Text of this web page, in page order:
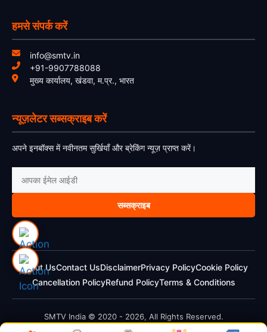
हमसे संपर्क करें
info@smtv.in
+91-9907788088
मुख्य कार्यालय, खंडवा, म.प्र., भारत
न्यूज़लेटर सब्सक्राइब करें
अपने इनबॉक्स में नवीनतम सुर्खियाँ और ब्रेकिंग न्यूज़ प्राप्त करें।
सब्सक्राइब
About UsContact UsDisclaimerPrivacy PolicyCookie Policy
Cancellation PolicyRefund PolicyTerms & Conditions
SMTV India © 2020 - 2026, All Rights Reserved.